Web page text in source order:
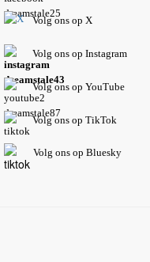
Volg ons op X
Volg ons op Instagram
Volgons op YouTube
Volg ons op TikTok
Volg ons op Bluesky